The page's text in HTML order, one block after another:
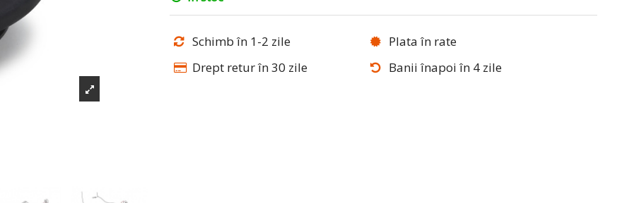
Schimb în 1-2 zile
Plata în rate
Drept retur în 30 zile
Banii înapoi în 4 zile